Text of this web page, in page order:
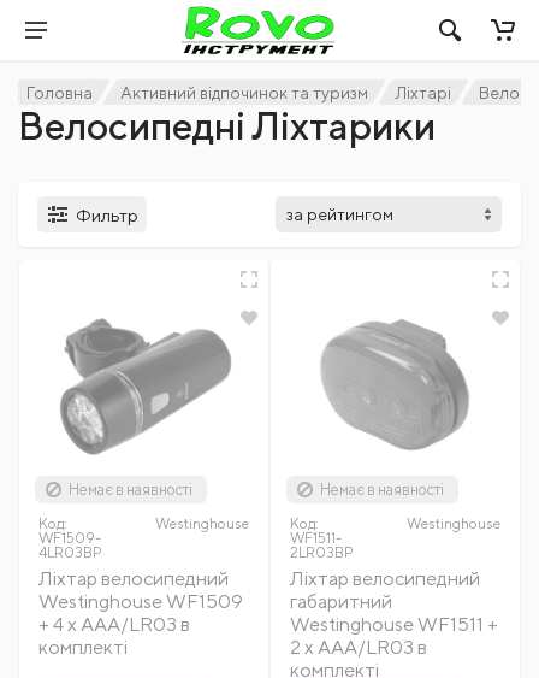
Головна Активний відпочинок та туризм Ліхтарі
Велосипедні Ліхтарики
Фильтр
Немає в наявності
Код:
WF1509-
4LR03BP
Westinghousе
Ліхтар велосипедний
Westinghouse WF1509
+ 4 x AAA/LR03 в
комплекті
Немає в наявності
Код:
WF1511-
2LR03BP
Westinghousе
Ліхтар велосипедний
габаритний
Westinghouse WF1511 +
2 x AAA/LR03 в
комплекті